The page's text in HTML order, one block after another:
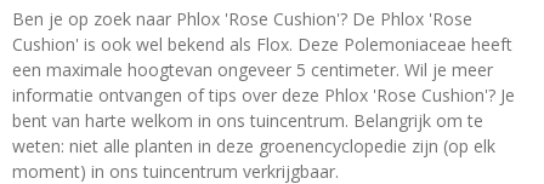
Ben je op zoek naar Phlox 'Rose Cushion'? De Phlox 'Rose
Cushion' is ook wel bekend als Flox. Deze Polemoniaceae heeft
een maximale hoogtevan ongeveer 5 centimeter. Wil je meer
informatie ontvangen of tips over deze Phlox 'Rose Cushion'? Je
bent van harte welkom in ons tuincentrum. Belangrijk om te
weten: niet alle planten in deze groenencyclopedie zijn (op elk
moment) in ons tuincentrum verkrijgbaar.